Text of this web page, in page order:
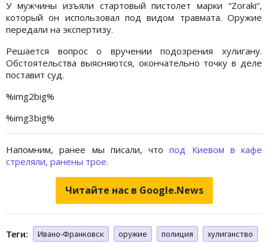
У мужчины изъяли стартовый пистолет марки “Zoraki“,
который он использовал под видом травмата. Оружие
передали на экспертизу.
Решается вопрос о вручении подозрения хулигану.
Обстоятельства выясняются, окончательно точку в деле
поставит суд.
%img2big%
%img3big%
Напомним, ранее мы писали, чтопод Киевом в кафе
стреляли, ранены трое.
Читайте нас в Google.News
Теги: Ивано-Франковск оружие полиция
хулиганство